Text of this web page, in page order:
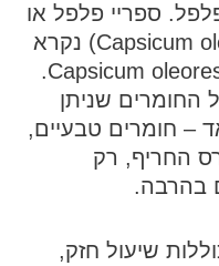
ספריי פלפל או
Capsicum) נקרא
Capsicum
.
החומרים שניתן
– חומרים טבעיים,
החריף, רק
בהרבה.
שיעול חזק,